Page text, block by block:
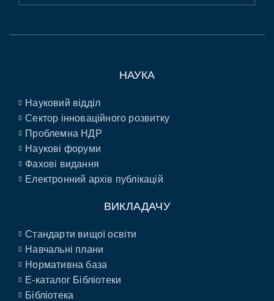
НАУКА
Науковий відділ
Сектор інноваційного розвитку
Проблемна НДР
Наукові форуми
Фахові видання
Електронний архів публікацій
ВИКЛАДАЧУ
Стандарти вищої освіти
Навчальні плани
Нормативна база
E-каталог Бібліотеки
Бібліотека